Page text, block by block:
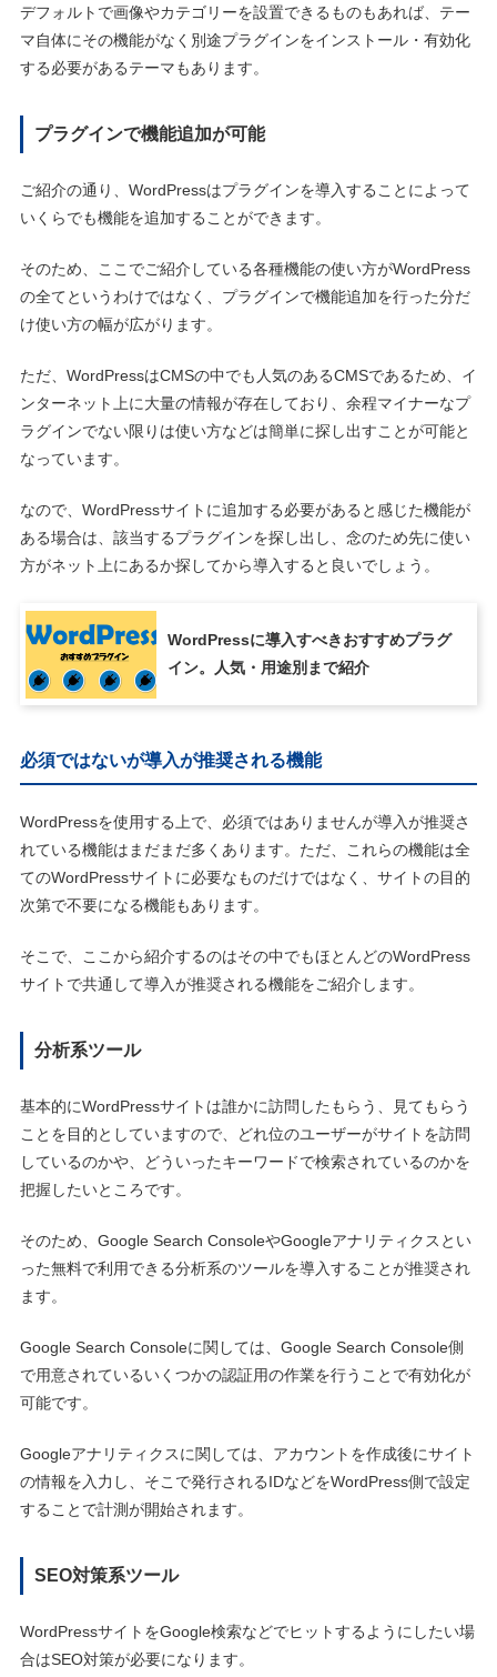
デフォルトで画像やカテゴリーを設置できるものもあれば、テー
マ自体にその機能がなく別途プラグインをインストール・有効化
する必要があるテーマもあります。
プラグインで機能追加が可能
ご紹介の通り、WordPressはプラグインを導入することによって
いくらでも機能を追加することができます。
そのため、ここでご紹介している各種機能の使い方がWordPress
の全てというわけではなく、プラグインで機能追加を行った分だ
け使い方の幅が広がります。
ただ、WordPressはCMSの中でも人気のあるCMSであるため、イ
ンターネット上に大量の情報が存在しており、余程マイナーなプ
ラグインでない限りは使い方などは簡単に探し出すことが可能と
なっています。
なので、WordPressサイトに追加する必要があると感じた機能が
ある場合は、該当するプラグインを探し出し、念のため先に使い
方がネット上にあるか探してから導入すると良いでしょう。
WordPressに導入すべきおすすめプラグ
イン。人気・用途別まで紹介
必須ではないが導入が推奨される機能
WordPressを使用する上で、必須ではありませんが導入が推奨さ
れている機能はまだまだ多くあります。ただ、これらの機能は全
てのWordPressサイトに必要なものだけではなく、サイトの目的
次第で不要になる機能もあります。
そこで、ここから紹介するのはその中でもほとんどのWordPress
サイトで共通して導入が推奨される機能をご紹介します。
分析系ツール
基本的にWordPressサイトは誰かに訪問したもらう、見てもらう
ことを目的としていますので、どれ位のユーザーがサイトを訪問
しているのかや、どういったキーワードで検索されているのかを
把握したいところです。
そのため、Google Search ConsoleやGoogleアナリティクスとい
った無料で利用できる分析系のツールを導入することが推奨され
ます。
Google Search Consoleに関しては、Google Search Console側
で用意されているいくつかの認証用の作業を行うことで有効化が
可能です。
Googleアナリティクスに関しては、アカウントを作成後にサイト
の情報を入力し、そこで発行されるIDなどをWordPress側で設定
することで計測が開始されます。
SEO対策系ツール
WordPressサイトをGoogle検索などでヒットするようにしたい場
合はSEO対策が必要になります。